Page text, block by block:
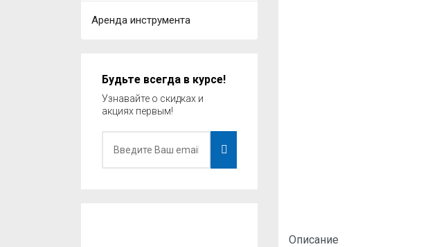
Аренда инструмента
Будьте всегда в курсе!
Узнавайте о скидках и
акциях первым!
Описание